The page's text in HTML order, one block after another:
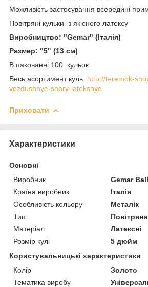
Можливість застосування всередині
Повітряні кульки з якісного латексу
Виробництво: "Gemar" (Італія)
Размер: "5" (13 см)
В пакованні 100 кульок
Весь асортимент куль: http://teremok-
vozdushnye-shary-lateksnye
Приховати
Характеристики
Основні
Виробник
Gemar
Країна виробник
Італія
Особливість кольору
Металік
Тип
Матеріал
Латексні
Розмір кулі
5 дюйм
Користувальницькі характеристики
Колір
Золото
Тематика виробу